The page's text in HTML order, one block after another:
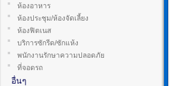
ห้องอาหาร
ห้องประชุม/ห้องจัดเลี้ยง
ห้องฟิตเนส
บริการซักรีด/ซักแห้ง
พนักงานรักษาความปลอดภัย
ที่จอดรถ
อื่นๆ